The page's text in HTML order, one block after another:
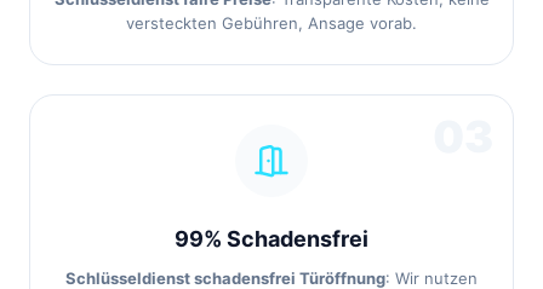
versteckten Gebühren, Ansage vorab.
99% Schadensfrei
Schlüsseldienst schadensfrei Türöffnung: Wir nutzen